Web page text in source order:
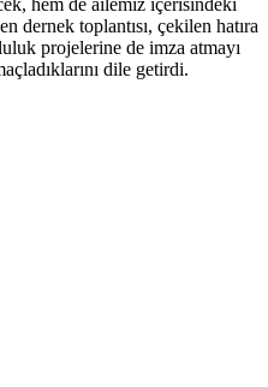
dernek toplantısı, çekilen hatıra
projelerine de imza atmayı
dile getirdi.